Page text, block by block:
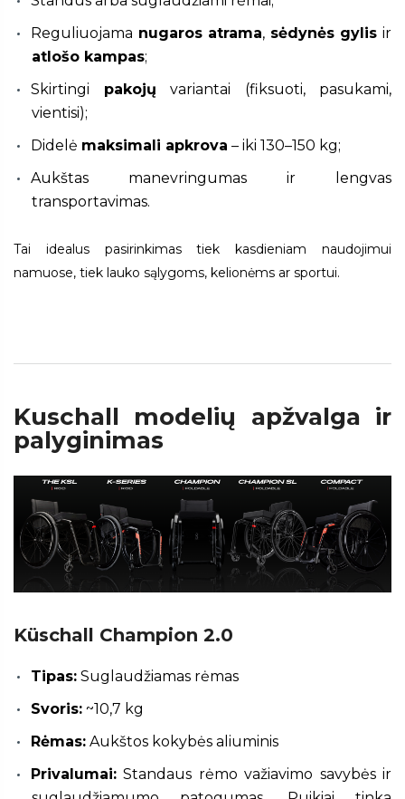
Reguliuojama nugaros atrama, sėdynės gylis ir
atlošo kampas;
Skirtingi pakojų variantai (fiksuoti, pasukami,
vientisi);
Didelė maksimali apkrova – iki 130–150 kg;
Aukštas manevringumas ir lengvas
transportavimas.
Tai idealus pasirinkimas tiek kasdieniam naudojimui
namuose, tiek lauko sąlygoms, kelionėms ar sportui.
Kuschall modelių apžvalga ir
palyginimas
Küschall Champion 2.0
Tipas: Suglaudžiamas rėmas
Svoris: ~10,7 kg
Rėmas: Aukštos kokybės aliuminis
Privalumai: Standaus rėmo važiavimo savybės ir